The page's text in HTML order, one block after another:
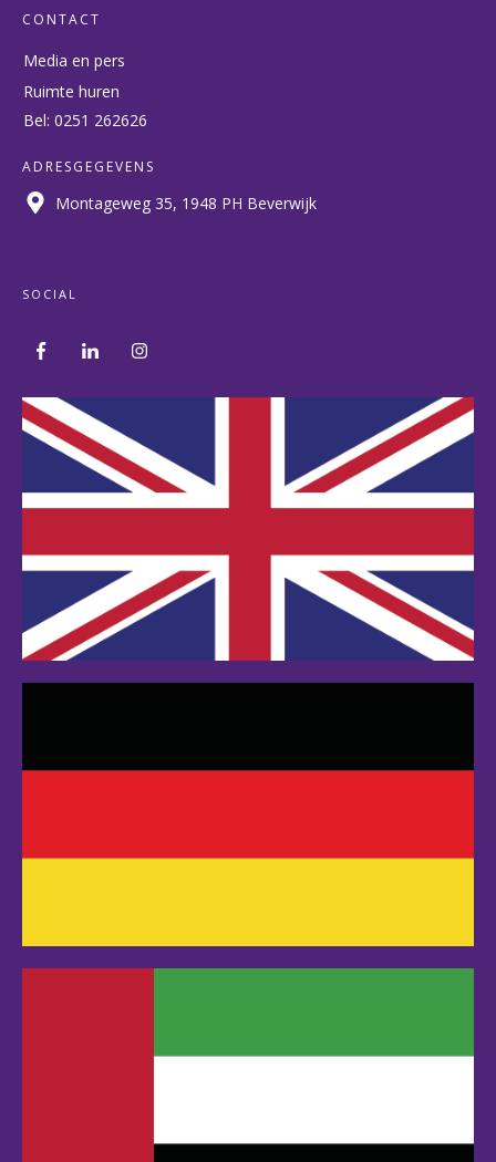
CONTACT
Media en pers
Ruimte huren
Bel: 0251 262626
ADRESGEGEVENS
Montageweg 35, 1948 PH Beverwijk
SOCIAL